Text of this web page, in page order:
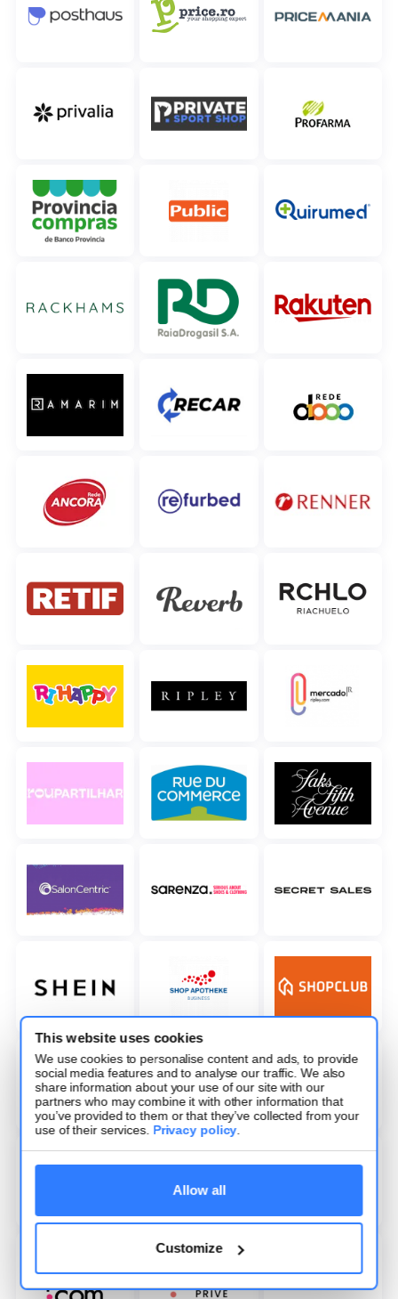
This website uses cookies
We use cookies to personalise content and ads, to provide
social media features and to analyse our traffic. We also
share information about your use of our site with our
partners who may combine it with other information that
you’ve provided to them or that they’ve collected from your
use of their services. Privacy policy.
Allow all
Customize